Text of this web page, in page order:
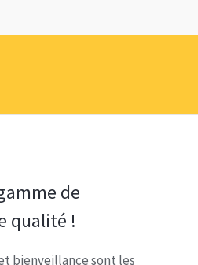
de
qualité !
bienveillance sont les